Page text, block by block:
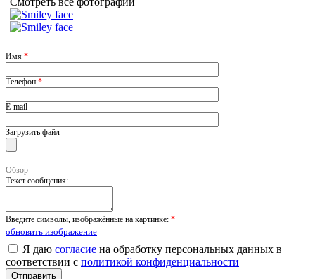
Имя *
Телефон *
E-mail
Загрузить файл
Обзор
Текст сообщения:
Введите символы, изображённые на картинке: *
обновить изображение
Я даю согласие на обработку персональных данных в
соответствии с политикой конфиденциальности